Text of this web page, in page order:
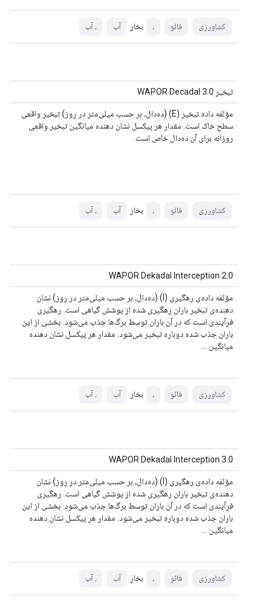
کشاورزی فائو ، بخار آب ، آب
تبخیر WAPOR Decadal 3.0
مؤلفه داده تبخیر (E) (ده‌دال، بر حسب میلی‌متر در روز) تبخیر واقعی
سطح خاک است. مقدار هر پیکسل نشان دهنده میانگین تبخیر واقعی
روزانه برای آن ده‌دال خاص است.
کشاورزی فائو ، بخار آب ، آب
WAPOR Dekadal Interception 2.0
مؤلفه داده‌ی رهگیری (I) (ده‌دال، بر حسب میلی‌متر در روز) نشان
دهنده‌ی تبخیر باران رهگیری شده از پوشش گیاهی است. رهگیری
فرآیندی است که در آن باران توسط برگ‌ها جذب می‌شود. بخشی از این
باران جذب شده دوباره تبخیر می‌شود. مقدار هر پیکسل نشان دهنده
میانگین ...
کشاورزی فائو ، بخار آب ، آب
WAPOR Dekadal Interception 3.0
مؤلفه داده‌ی رهگیری (I) (ده‌دال، بر حسب میلی‌متر در روز) نشان
دهنده‌ی تبخیر باران رهگیری شده از پوشش گیاهی است. رهگیری
فرآیندی است که در آن باران توسط برگ‌ها جذب می‌شود. بخشی از این
باران جذب شده دوباره تبخیر می‌شود. مقدار هر پیکسل نشان دهنده
میانگین ...
کشاورزی فائو ، بخار آب ، آب